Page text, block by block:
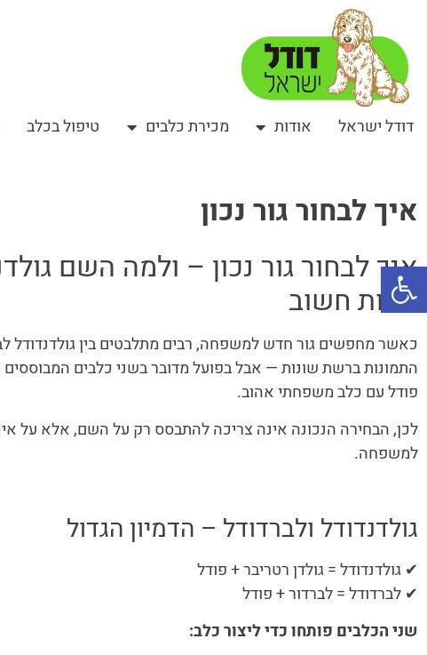
דודל ישראל אודות מכירת כלבים טיפול בכלב
איך לבחור גור נכון
איך לבחור גור נכון – ולמה השם
פחות חשוב
כאשר מחפשים גור חדש למשפחה, רבים מתלבטים בין גולדנדודל
התמונות ברשת שונות — אבל בפועל מדובר בשני כלבים המבוססים
פודל עם כלב משפחתי אהוב.
לכן, הבחירה הנכונה אינה צריכה להתבסס רק על השם, אלא על
למשפחה.
גולדנדודל ולברדודל – הדמיון הגדול
✔ גולדנדודל = גולדן רטריבר + פודל
✔ לברדודל = לברדור + פודל
שני הכלבים פותחו כדי ליצור כלב:
פתח סרגל נגישות